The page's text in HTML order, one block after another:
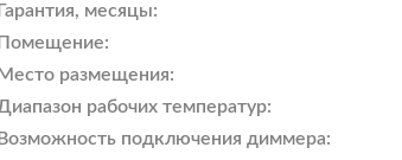
Гарантия, месяцы:
Помещение:
Место размещения:
рабочих температур:
Возможность подключения диммера: